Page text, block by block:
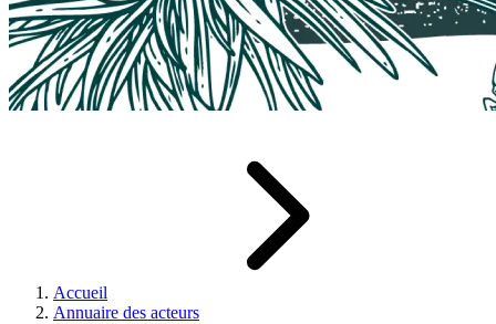
Accueil
Annuaire des acteurs